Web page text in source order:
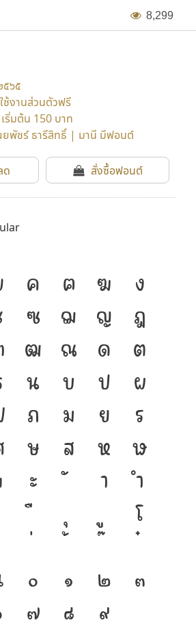
8,299
๖๕
ช้งานส่วนตัวฟรี
ริ่มต้น 150 บาท
พัชร์ ธารีสิทธิ์ | มานี มีฟอนต์
ด สั่งซื้อฟอนต์
ค ฅ ฆ
ง
ซ ฌ ญ
ฎ
ฒ ณ ด
ต
น บ ป
ผ
ภ ม ย
ร
ษ ส ห
ฬ
ะ า
ำ
โ
๐ ๑ ๒
๓
๗ ๘ ๙